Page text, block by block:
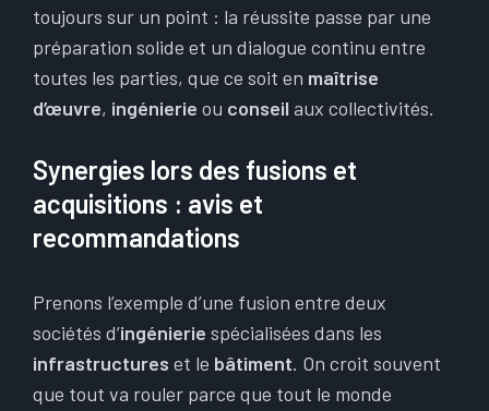
toujours sur un point : la réussite passe par une
préparation solide et un dialogue continu entre
toutes les parties, que ce soit en maîtrise
d’œuvre, ingénierie ou conseil aux collectivités.
Synergies lors des fusions et
acquisitions : avis et
recommandations
Prenons l’exemple d’une fusion entre deux
sociétés d’ingénierie spécialisées dans les
infrastructures et le bâtiment. On croit souvent
que tout va rouler parce que tout le monde